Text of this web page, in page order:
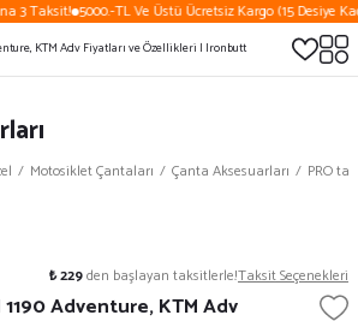
3 Taksit! 5000.-TL Ve Üstü Ücretsiz Kargo (15 Desiye
Motosiklet Çantaları Çanta Aksesuarları PRO
Adventure, KTM Adv
₺ 229den başlayan taksitlerle!Taksit Seçenekleri